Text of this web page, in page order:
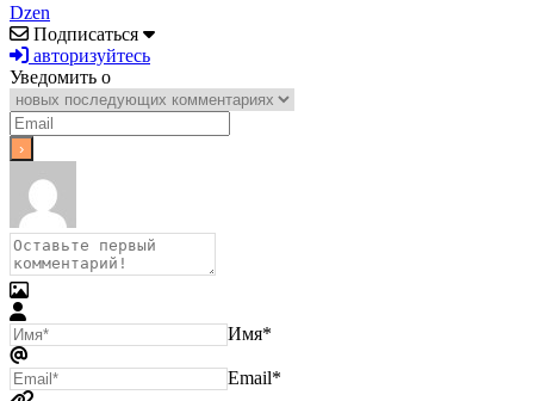
Dzen
Подписаться
авторизуйтесь
Уведомить о
Имя*
Email*